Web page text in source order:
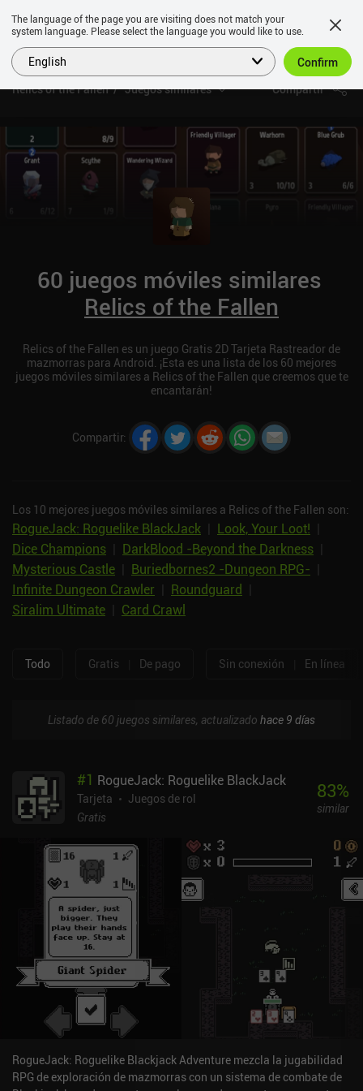
Relics of the Fallen Juegos similares Compartir
60 juegos móviles similares
Relics of the Fallen
Relics of the Fallen es un juego Gratis 2D Tarjeta Rastreador de
mazmorras para Android. ¡Esta es una lista de los 60 mejores
juegos móviles similares a Relics of the Fallen que creemos que te
encantarán!
Compartir:
Los 10 mejores juegos móviles similares a Relics of the Fallen son:
RogueJack: Roguelike BlackJack Look, Your Loot!
Dice Champions
DarkBlood -Beyond the Darkness
Mysterious Castle
Buriedbornes2 -Dungeon RPG-
Infinite Dungeon Crawler
Roundguard
Siralim Ultimate
Card Crawl
Todo Gratis De pago Sin conexión En línea
Listado de 60 juegos similares, actualizado hace 9 días
#1 RogueJack: Roguelike BlackJack
Tarjeta
Juegos de rol
Gratis
83%
similar
RogueJack: Roguelike Blackjack Adventure mezcla la jugabilidad
RPG de exploración de mazmorras con un sistema de combate de
The language of the page you are visiting does not match your
system language. Please select the language you would like to use.
English Confirm